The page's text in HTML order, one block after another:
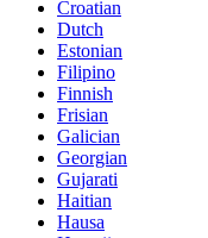
Croatian
Dutch
Estonian
Filipino
Finnish
Frisian
Galician
Georgian
Gujarati
Haitian
Hausa